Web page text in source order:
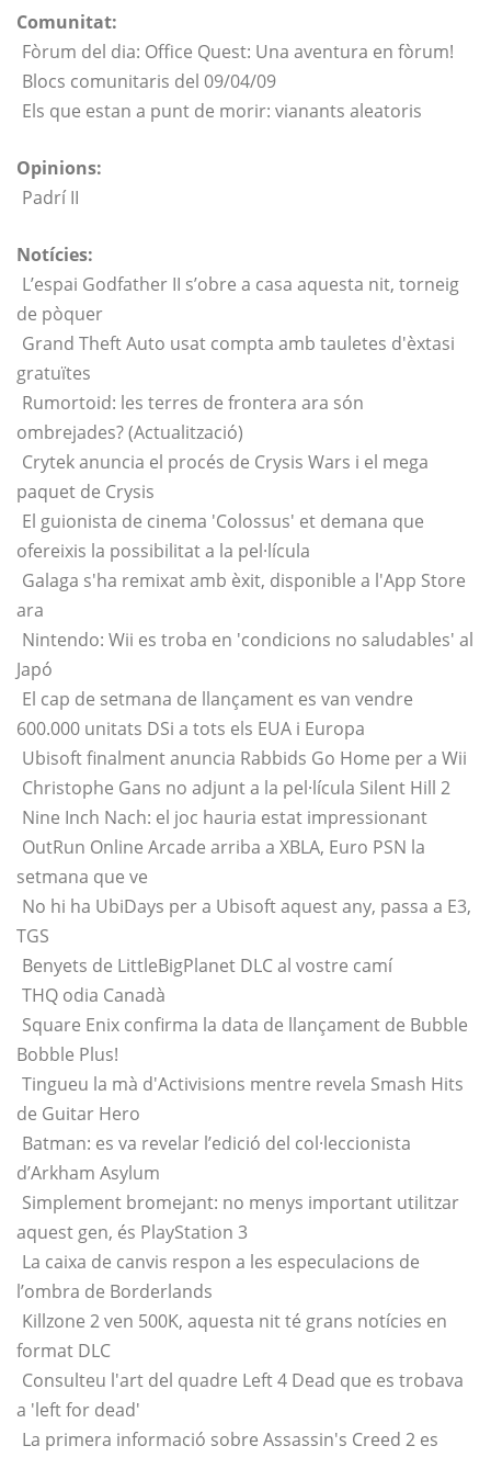
Comunitat:
Fòrum del dia: Office Quest: Una aventura en fòrum!
Blocs comunitaris del 09/04/09
Els que estan a punt de morir: vianants aleatoris
Opinions:
Padrí II
Notícies:
L’espai Godfather II s’obre a casa aquesta nit, torneig
de pòquer
Grand Theft Auto usat compta amb tauletes d'èxtasi
gratuïtes
Rumortoid: les terres de frontera ara són
ombrejades? (Actualització)
Crytek anuncia el procés de Crysis Wars i el mega
paquet de Crysis
El guionista de cinema 'Colossus' et demana que
ofereixis la possibilitat a la pel·lícula
Galaga s'ha remixat amb èxit, disponible a l'App Store
ara
Nintendo: Wii es troba en 'condicions no saludables' al
Japó
El cap de setmana de llançament es van vendre
600.000 unitats DSi a tots els EUA i Europa
Ubisoft finalment anuncia Rabbids Go Home per a Wii
Christophe Gans no adjunt a la pel·lícula Silent Hill 2
Nine Inch Nach: el joc hauria estat impressionant
OutRun Online Arcade arriba a XBLA, Euro PSN la
setmana que ve
No hi ha UbiDays per a Ubisoft aquest any, passa a E3,
TGS
Benyets de LittleBigPlanet DLC al vostre camí
THQ odia Canadà
Square Enix confirma la data de llançament de Bubble
Bobble Plus!
Tingueu la mà d'Activisions mentre revela Smash Hits
de Guitar Hero
Batman: es va revelar l’edició del col·leccionista
d’Arkham Asylum
Simplement bromejant: no menys important utilitzar
aquest gen, és PlayStation 3
La caixa de canvis respon a les especulacions de
l’ombra de Borderlands
Killzone 2 ven 500K, aquesta nit té grans notícies en
format DLC
Consulteu l'art del quadre Left 4 Dead que es trobava
a 'left for dead'
La primera informació sobre Assassin's Creed 2 es